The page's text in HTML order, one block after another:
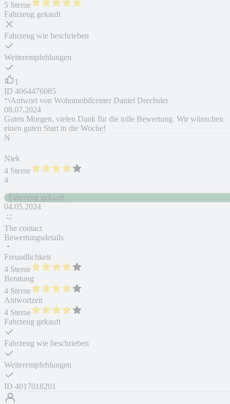
5 Sterne
Fahrzeug gekauft
Fahrzeug wie beschrieben
Weiterempfehlungen
1
ID 4064476085
Antwort von Wohnmobilcenter Daniel Drechsler
08.07.2024
Guten Morgen, vielen Dank für die tolle Bewertung. Wir wünschen
einen guten Start in die Woche!
N
Niek
4 Sterne
4
Fahrzeug gekauft
04.05.2024
The contact
Bewertungsdetails
Freundlichkeit
4 Sterne
Beratung
4 Sterne
Antwortzeit
4 Sterne
Fahrzeug gekauft
Fahrzeug wie beschrieben
Weiterempfehlungen
ID 4017018201